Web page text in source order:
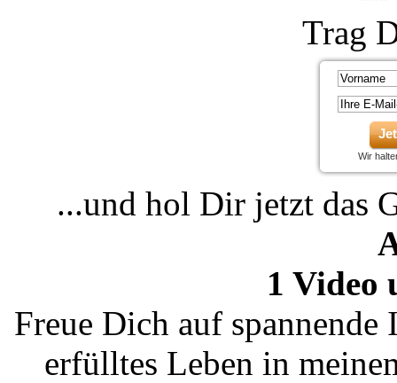
Trag
Wir
...und hol Dir jetzt das
1 Video
Freue Dich auf
erfülltes Leben in